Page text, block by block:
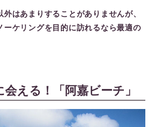
はあまりすることがありませんが、
ーケリングを目的に訪れるなら最適の
える！「阿嘉ビーチ」